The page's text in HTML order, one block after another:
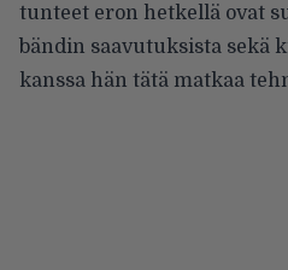
tunteet eron hetkellä ovat
bändin saavutuksista sekä
kanssa hän tätä matkaa